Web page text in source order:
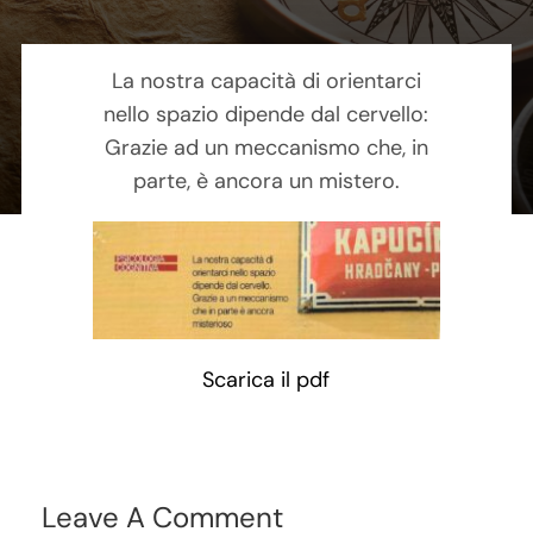
Contatti
La nostra capacità di orientarci
nello spazio dipende dal cervello:
Grazie ad un meccanismo che, in
parte, è ancora un mistero.
Scarica il pdf
Leave A Comment